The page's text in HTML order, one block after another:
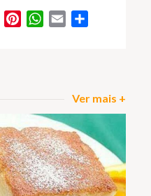
FacebookPinterestWhatsApp
Email
Ver mais +